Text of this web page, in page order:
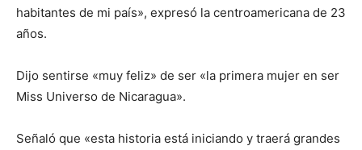
habitantes de mi país», expresó la centroamericana de 23
años.
Dijo sentirse «muy feliz» de ser «la primera mujer en ser
Miss Universo de Nicaragua».
Señaló que «esta historia está iniciando y traerá grandes